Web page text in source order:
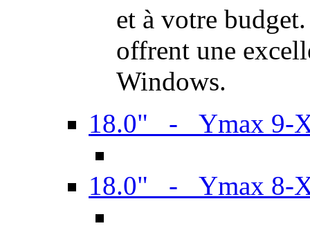
et à votre
offrent une
Windows.
18.0" - Ymax 9-
18.0" - Ymax 8-